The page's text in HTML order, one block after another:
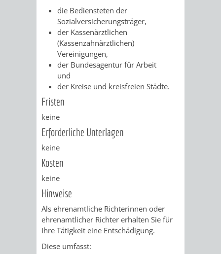
KATALOG
VERANSTALTUNGEN
AUSBILDUNG
&
PRAKTIKA
DER
FÜR
VERMIETUNG
ENGELBRECHT-
HAUS
BÜRGERSAAL
IM
/JÜDISCHE
die Bediensteten der
Sozialversicherungsträger,
der Kassenärztlichen
(Kassenzahnärztlichen)
Vereinigungen,
der Bundesagentur für Arbeit
und
der Kreise und kreisfreien Städte.
Fristen
keine
Erforderliche Unterlagen
keine
Kosten
keine
Hinweise
Als ehrenamtliche Richterinnen oder
ehrenamtlicher Richter erhalten Sie für
Ihre Tätigkeit eine Entschädigung.
Diese umfasst: